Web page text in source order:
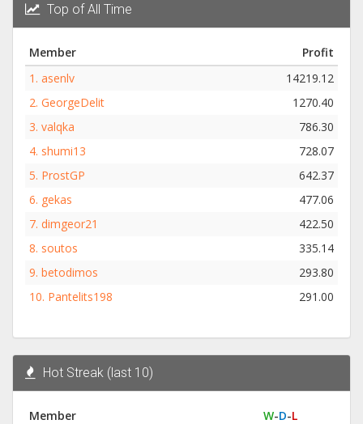
Top of All Time
Member
Profit
1. asenlv
14219.12
2. GeorgeDelit
1270.40
3. valqka
786.30
4. shumi13
728.07
5. ProstGP
642.37
6. gekas
477.06
7. dimgeor21
422.50
8. soutos
335.14
9. betodimos
293.80
10. Pantelits198 291.00
Hot Streak (last 10)
Member W-D-L